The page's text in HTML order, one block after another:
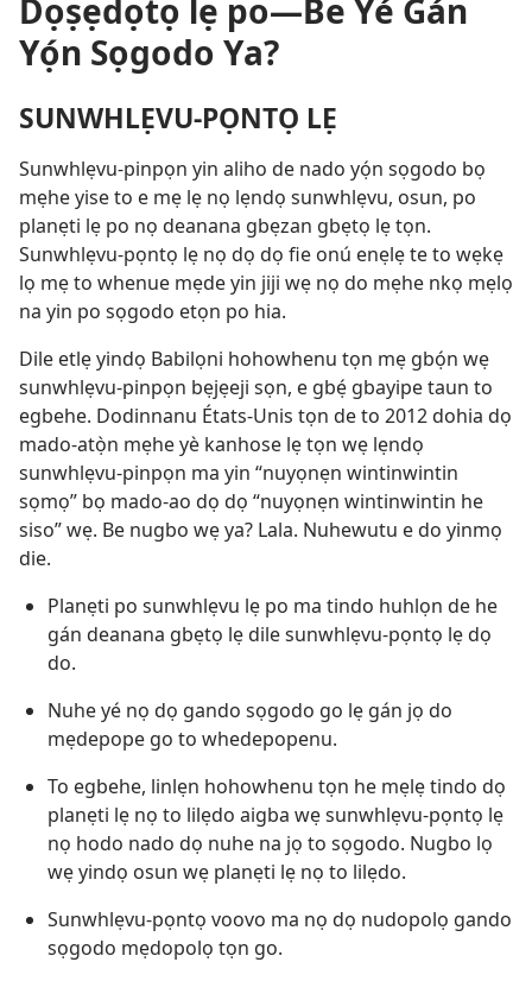
Dọṣẹdọtọ lẹ po—Be Yé Gán
Yọ́n Sọgodo Ya?
SUNWHLẸVU-PỌNTỌ LẸ
Sunwhlẹvu-pinpọn yin aliho de nado yọ́n sọgodo bọ
mẹhe yise to e mẹ lẹ nọ lẹndọ sunwhlẹvu, osun, po
planẹti lẹ po nọ deanana gbẹzan gbẹtọ lẹ tọn.
Sunwhlẹvu-pọntọ lẹ nọ dọ dọ fie onú enẹlẹ te to wẹkẹ
lọ mẹ to whenue mẹde yin jiji wẹ nọ do mẹhe nkọ mẹlọ
na yin po sọgodo etọn po hia.
Dile etlẹ yindọ Babilọni hohowhenu tọn mẹ gbọ́n wẹ
sunwhlẹvu-pinpọn bẹjẹeji sọn, e gbẹ́ gbayipe taun to
egbehe. Dodinnanu États-Unis tọn de to 2012 dohia dọ
mado-atọ̀n mẹhe yè kanhose lẹ tọn wẹ lẹndọ
sunwhlẹvu-pinpọn ma yin “nuyọnẹn wintinwintin
sọmọ” bọ mado-ao dọ dọ “nuyọnẹn wintinwintin he
siso” wẹ. Be nugbo wẹ ya? Lala. Nuhewutu e do yinmọ
die.
Planẹti po sunwhlẹvu lẹ po ma tindo huhlọn de he
gán deanana gbẹtọ lẹ dile sunwhlẹvu-pọntọ lẹ dọ
do.
Nuhe yé nọ dọ gando sọgodo go lẹ gán jọ do
mẹdepope go to whedepopenu.
To egbehe, linlẹn hohowhenu tọn he mẹlẹ tindo dọ
planẹti lẹ nọ to lilẹdo aigba wẹ sunwhlẹvu-pọntọ lẹ
nọ hodo nado dọ nuhe na jọ to sọgodo. Nugbo lọ
wẹ yindọ osun wẹ planẹti lẹ nọ to lilẹdo.
Sunwhlẹvu-pọntọ voovo ma nọ dọ nudopolọ gando
sọgodo mẹdopolọ tọn go.